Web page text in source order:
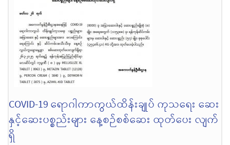
COVID-19 ရောဂါကာကွယ်ထိန်းချုပ် ကုသရေး ဆေး
နှင့်ဆေးပစ္စည်းများ နေ့စဉ်စစ်ဆေး ထုတ်ပေး လျက်
ရှိ